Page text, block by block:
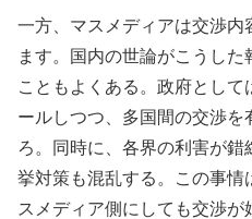
一方、マスメディアは交渉
ます。国内の世論がこうし
こともよくある。政府とし
ールしつつ、多国間の交渉を
ろ。同時に、各界の利害が
挙対策も混乱する。この事
スメディア側にしても交渉